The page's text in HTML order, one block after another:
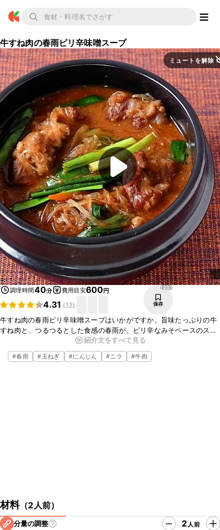
牛すね肉の春雨ピリ辛味噌スープ
ミュートを解除
調理時間40分 費用目安600円
4.31 (13)
1237
保存
牛すね肉の春雨ピリ辛味噌スープはいかがですか。旨味たっぷりの牛
すね肉と、つるつるとした食感の春雨が、ピリ辛なみそベースのスー
プとよく合い、とってもおいしいですよ。意外と簡単に作れるので、
ぜひお試しください。
紹介文をすべて見る
#春雨 #玉ねぎ #にんじん #ニラ #牛肉
材料（2人前）
分量の調整 2 人前